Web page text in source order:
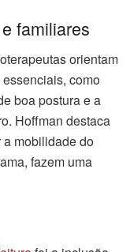
familiares
orientam
como
boa postura e a
Hoffman destaca
mobilidade do
fazem uma